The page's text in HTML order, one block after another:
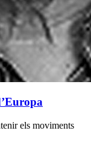
els moviments